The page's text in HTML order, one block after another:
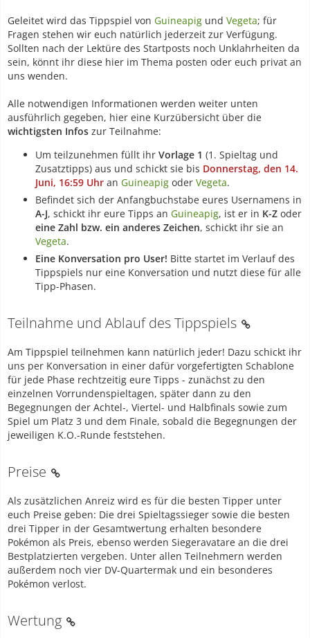
Geleitet wird das Tippspiel von Guineapig und Vegeta; für
Fragen stehen wir euch natürlich jederzeit zur Verfügung.
Sollten nach der Lektüre des Startposts noch Unklahrheiten da
sein, könnt ihr diese hier im Thema posten oder euch privat an
uns wenden.
Alle notwendigen Informationen werden weiter unten
ausführlich gegeben, hier eine Kurzübersicht über die
wichtigsten Infos zur Teilnahme:
Um teilzunehmen füllt ihr Vorlage 1 (1. Spieltag und
Zusatztipps) aus und schickt sie bis Donnerstag, den 14.
Juni, 16:59 Uhr an Guineapig oder Vegeta.
Befindet sich der Anfangbuchstabe eures Usernamens in
A-J, schickt ihr eure Tipps an Guineapig, ist er in K-Z oder
eine Zahl bzw. ein anderes Zeichen, schickt ihr sie an
Vegeta.
Eine Konversation pro User! Bitte startet im Verlauf des
Tippspiels nur eine Konversation und nutzt diese für alle
Tipp-Phasen.
Teilnahme und Ablauf des Tippspiels
Am Tippspiel teilnehmen kann natürlich jeder! Dazu schickt ihr
uns per Konversation in einer dafür vorgefertigten Schablone
für jede Phase rechtzeitig eure Tipps - zunächst zu den
einzelnen Vorrundenspieltagen, später dann zu den
Begegnungen der Achtel-, Viertel- und Halbfinals sowie zum
Spiel um Platz 3 und dem Finale, sobald die Begegnungen der
jeweiligen K.O.-Runde feststehen.
Preise
Als zusätzlichen Anreiz wird es für die besten Tipper unter
euch Preise geben: Die drei Spieltagssieger sowie die besten
drei Tipper in der Gesamtwertung erhalten besondere
Pokémon als Preis, ebenso werden Siegeravatare an die drei
Bestplatzierten vergeben. Unter allen Teilnehmern werden
außerdem noch vier DV-Quartermak und ein besonderes
Pokémon verlost.
Wertung